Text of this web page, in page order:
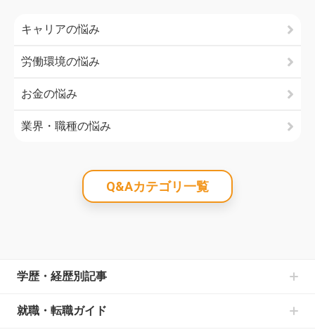
キャリアの悩み
労働環境の悩み
お金の悩み
業界・職種の悩み
Q&Aカテゴリ一覧
学歴・経歴別記事
中卒からの就職の記事一覧
高卒からの就職の記事一覧
就職・転職ガイド